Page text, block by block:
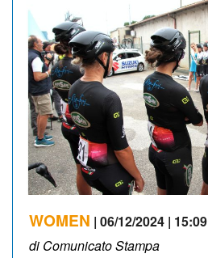
NEWSLETTER
WOMEN | 06/12/2024 | 15:09
di Comunicato Stampa